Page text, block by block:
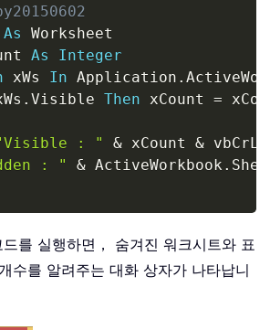
As
As
Integer
xWs In Application .
. Visible Then xCount =
: " & xCount &
: "
& ActiveWorkbook .
를 실행하면， 숨겨진 워크시트와 표
수를 알려주는 대화 상자가 나타납니